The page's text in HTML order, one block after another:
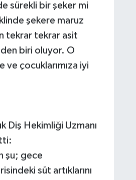
sürekli bir şeker mi
şekere maruz
tekrar tekrar asit
biri oluyor. O
çocuklarımıza iyi
Diş Hekimliği Uzmanı
şu; gece
süt artıklarını